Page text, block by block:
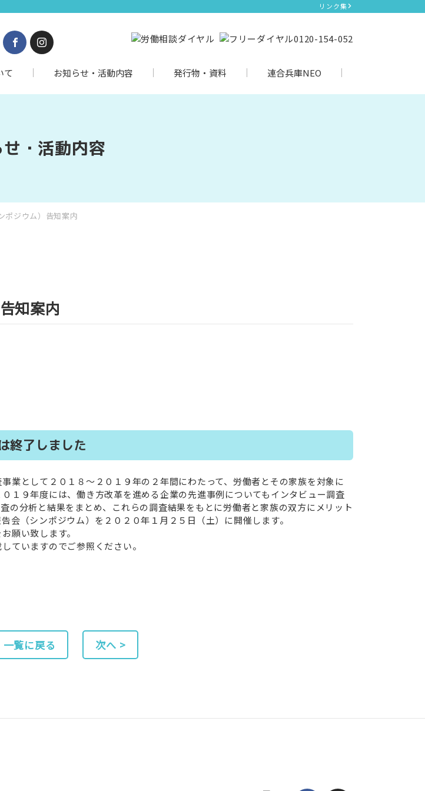
リンク集
て お知らせ・活動内容 発行物・資料 連合兵庫NEO
・活動内容
ポジウム）告知案内
知案内
終了しました
として２０１８～２０１９年の２年間にわたって、労働者とその家族を対象に
１９年度には、働き方改革を進める企業の先進事例についてもインタビュー調査
の分析と結果をまとめ、これらの調査結果をもとに労働者と家族の双方にメリット
（シンポジウム）を２０２０年１月２５日（土）に開催します。
願い致します。
ていますのでご参照ください。
一覧に戻る 次へ >